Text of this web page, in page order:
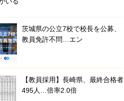
茨城県の公立7校で校長を公募、
教員免許不問…エン
【教員採用】長崎県、最終合格者
495人…倍率2.0倍